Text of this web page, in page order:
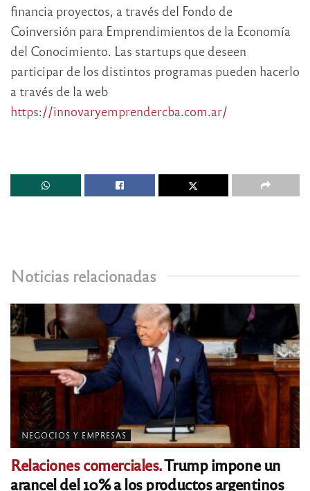
financia proyectos, a través del Fondo de
Coinversión para Emprendimientos de la Economía
del Conocimiento. Las startups que deseen
participar de los distintos programas pueden hacerlo
a través de la web
https://innovaryemprendercba.com.ar/
Noticias relacionadas
NEGOCIOS Y EMPRESAS
Relaciones comerciales.Trump impone un
arancel del 10% a los productos argentinos